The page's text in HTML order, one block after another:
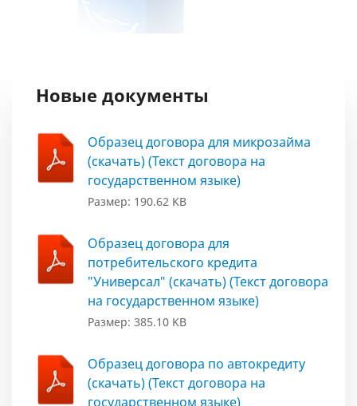
Новые документы
Образец договора для микрозайма
(скачать) (Текст договора на
государственном языке)
Размер: 190.62 KB
Образец договора для
потребительского кредита
"Универсал" (скачать) (Текст договора
на государственном языке)
Размер: 385.10 KB
Образец договора по автокредиту
(скачать) (Текст договора на
государственном языке)